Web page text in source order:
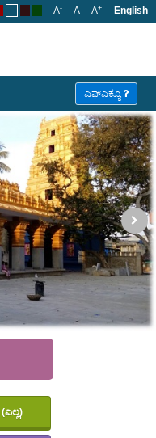
A- A A+ English
ಎಫ್ಎಕ್ಯೂ